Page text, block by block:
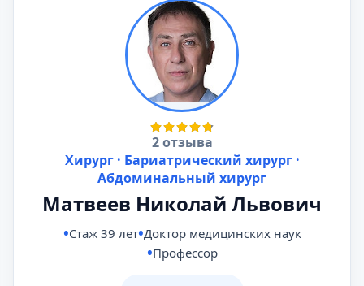
2 отзыва
Хирург · Бариатрический хирург ·
Абдоминальный хирург
Матвеев Николай Львович
Стаж 39 лет Доктор медицинских наук
Профессор